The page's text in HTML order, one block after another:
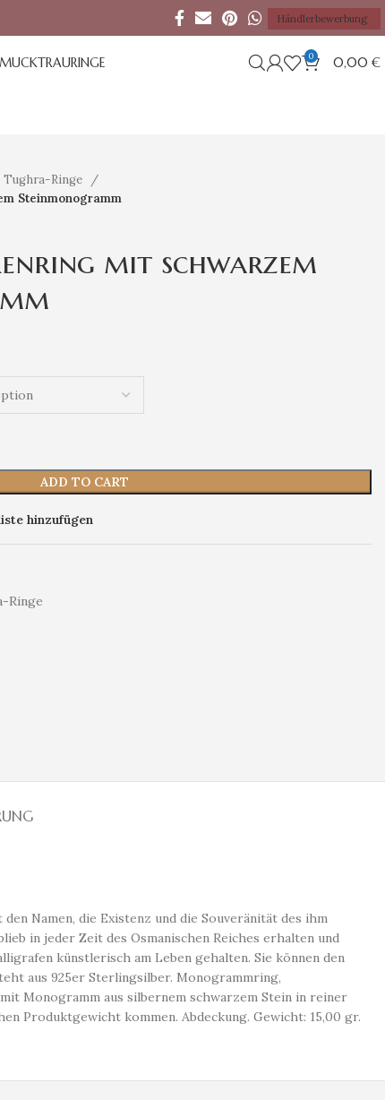
Händlerbewerbung
TRAURINGE 0 0,00 €
Tughra-Ringe
Steinmonogramm
mit schwarzem
ADD TO CART
hinzufügen
Ringe
Namen, die Existenz und die Souveränität des ihm
in jeder Zeit des Osmanischen Reiches erhalten und
künstlerisch am Leben gehalten. Sie können den
aus 925er Sterlingsilber. Monogrammring,
Monogramm aus silbernem schwarzem Stein in reiner
Produktgewicht kommen. Abdeckung. Gewicht: 15,00 gr.